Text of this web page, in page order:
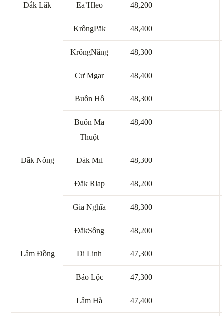
Đắk Lăk Ea’Hleo 48,200
KrôngPăk 48,400
KrôngNăng 48,300
Cư Mgar 48,400
Buôn Hồ 48,300
Buôn Ma
Thuột
48,400
Đắk Nông Đắk Mil 48,300
Đắk Rlap 48,200
Gia Nghĩa 48,300
ĐắkSông 48,200
Lâm Đồng Di Linh 47,300
Bảo Lộc 47,300
Lâm Hà 47,400